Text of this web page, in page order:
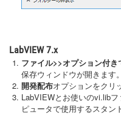
LabVIEW 7.x
ファイル>>オプション付き
保存ウィンドウが開きます。
開発配布オプションをクリ
LabVIEWとお使いのvi.lib
ピュータで使用するスタン